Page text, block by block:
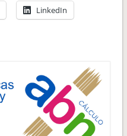
LinkedIn